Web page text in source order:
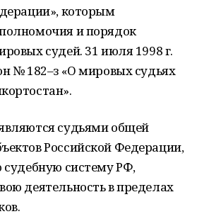
которым
и порядок
судей. 31 июля 1998 г.
№ 182–з «О мировых судьях
судьями общей
Российской Федерации,
судебную систему РФ,
деятельность в пределах